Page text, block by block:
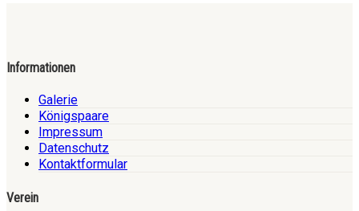
Informationen
Galerie
Königspaare
Impressum
Datenschutz
Kontaktformular
Verein